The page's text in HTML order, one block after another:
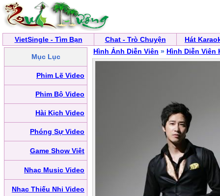
VietSingle - Tìm Bạn Chat - Trò Chuyện Hát
Mục Lục
Phim Lẽ Video
Phim Bộ Video
Hài Kịch Video
Phóng Sự Video
Game Show Việt
Nhạc Music Video
Nhạc Thiếu Nhi Video
Hình Ảnh Diễn Viên » Hình Diễn Viên